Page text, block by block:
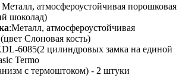
Металл, атмосфероустойчивая порошковая
шоколад)
:Металл, атмосфероустойчивая
Слоновая кость)
6085(2 цилиндровых замка на единой
Termo
с термоштоком) - 2 штуки